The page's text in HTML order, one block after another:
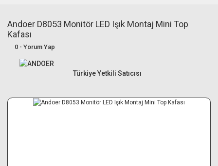
Canon R6 Mark III Bundle Setler
Alışverişe
Andoer D8053 Monitör LED Işık Montaj Mini Top
Kafası
0 - Yorum Yap
Türkiye Yetkili Satıcısı